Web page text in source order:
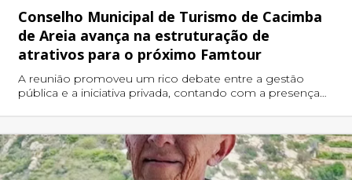
Conselho Municipal de Turismo de Cacimba
de Areia avança na estruturação de
atrativos para o próximo Famtour
A reunião promoveu um rico debate entre a gestão
pública e a iniciativa privada, contando com a presença